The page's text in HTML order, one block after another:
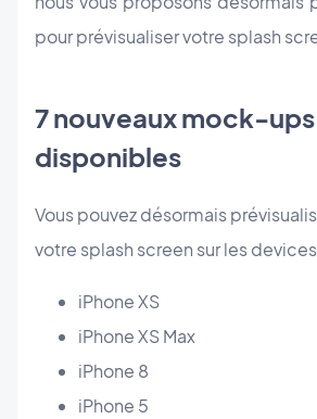
pour prévisualiser votre splash
7 nouveaux mock-ups
disponibles
Vous pouvez désormais
votre splash screen sur les
iPhone XS
iPhone XS Max
iPhone 8
iPhone 5